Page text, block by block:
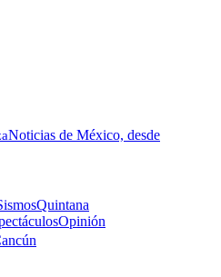
Noticias de México, desde
Quintana
Opinión